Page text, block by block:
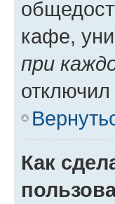
кафе,
при
Как